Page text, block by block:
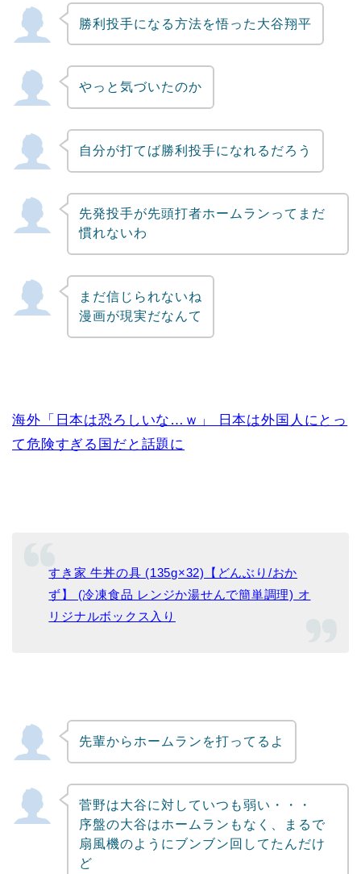
Powered by livedoor 相互RSS
勝利投手になる方法を悟った大谷翔平
やっと気づいたのか
自分が打てば勝利投手になれるだろう
先発投手が先頭打者ホームランってまだ
慣れないわ
まだ信じられないね
漫画が現実だなんて
海外「日本は恐ろしいな…ｗ」 日本は外国人にとっ
て危険すぎる国だと話題に
すき家 牛丼の具 (135g×32)【どんぶり/おか
ず】 (冷凍食品 レンジか湯せんで簡単調理) オ
リジナルボックス入り
先輩からホームランを打ってるよ
菅野は大谷に対していつも弱い・・・
序盤の大谷はホームランもなく、まるで
扇風機のようにブンブン回してたんだけ
ど